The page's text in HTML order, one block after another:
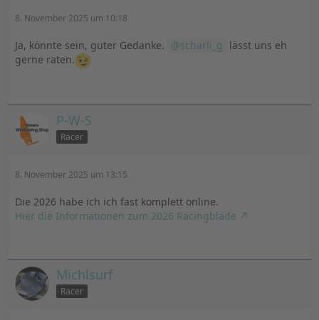
8. November 2025 um 10:18
Ja, könnte sein, guter Gedanke. scharli_g
lässt uns eh
gerne raten.
P-W-S
Racer
8. November 2025 um 13:15
Die 2026 habe ich ich fast komplett online.
Hier die Informationen zum 2026 Racingblade
Michlsurf
Racer